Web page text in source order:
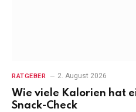
RATGEBER 2. August 2026
Wie viele Kalorien hat
Snack-Check